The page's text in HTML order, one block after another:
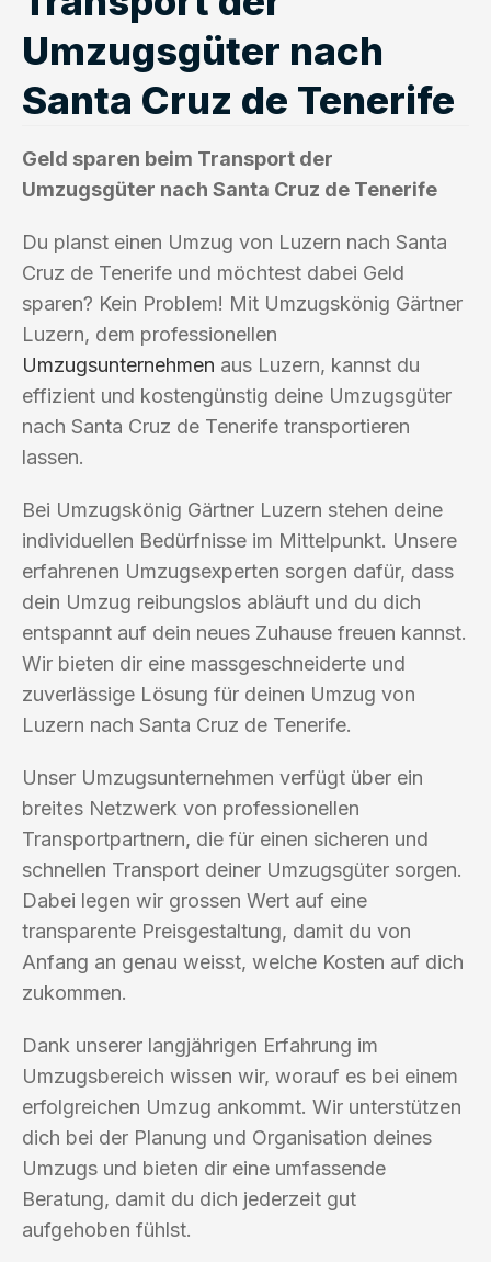
Umzugsgüter nach
Santa Cruz de Tenerife
Geld sparen beim Transport der
Umzugsgüter nach Santa Cruz de Tenerife
Du planst einen Umzug von Luzern nach Santa
Cruz de Tenerife und möchtest dabei Geld
sparen? Kein Problem! Mit Umzugskönig Gärtner
Luzern, dem professionellen
Umzugsunternehmen aus Luzern, kannst du
effizient und kostengünstig deine Umzugsgüter
nach Santa Cruz de Tenerife transportieren
lassen.
Bei Umzugskönig Gärtner Luzern stehen deine
individuellen Bedürfnisse im Mittelpunkt. Unsere
erfahrenen Umzugsexperten sorgen dafür, dass
dein Umzug reibungslos abläuft und du dich
entspannt auf dein neues Zuhause freuen kannst.
Wir bieten dir eine massgeschneiderte und
zuverlässige Lösung für deinen Umzug von
Luzern nach Santa Cruz de Tenerife.
Unser Umzugsunternehmen verfügt über ein
breites Netzwerk von professionellen
Transportpartnern, die für einen sicheren und
schnellen Transport deiner Umzugsgüter sorgen.
Dabei legen wir grossen Wert auf eine
transparente Preisgestaltung, damit du von
Anfang an genau weisst, welche Kosten auf dich
zukommen.
Dank unserer langjährigen Erfahrung im
Umzugsbereich wissen wir, worauf es bei einem
erfolgreichen Umzug ankommt. Wir unterstützen
dich bei der Planung und Organisation deines
Umzugs und bieten dir eine umfassende
Beratung, damit du dich jederzeit gut
aufgehoben fühlst.